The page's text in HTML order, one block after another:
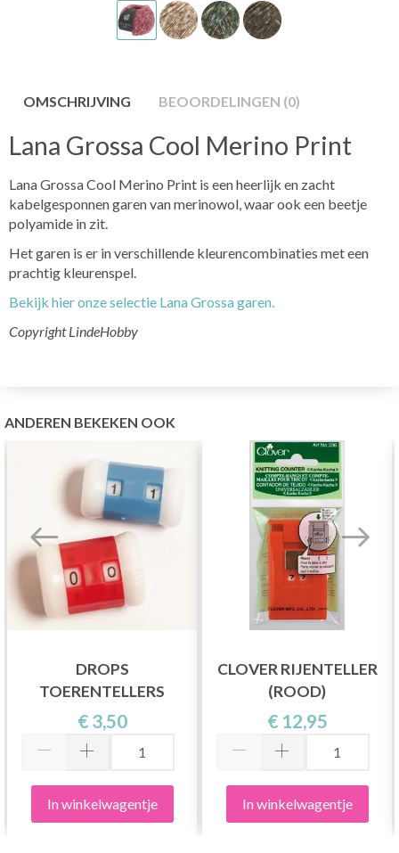
OMSCHRIJVING BEOORDELINGEN (0)
Lana Grossa Cool Merino Print
Lana Grossa Cool Merino Print is een heerlijk en zacht
kabelgesponnen garen van merinowol, waar ook een beetje
polyamide in zit.
Het garen is er in verschillende kleurencombinaties met een
prachtig kleurenspel.
Bekijk hier onze selectie Lana Grossa garen.
Copyright LindeHobby
ANDEREN BEKEKEN OOK
DROPS
TOERENTELLERS
€ 3,50
In winkelwagentje
CLOVER RIJENTELLER
(ROOD)
€ 12,95
In winkelwagentje